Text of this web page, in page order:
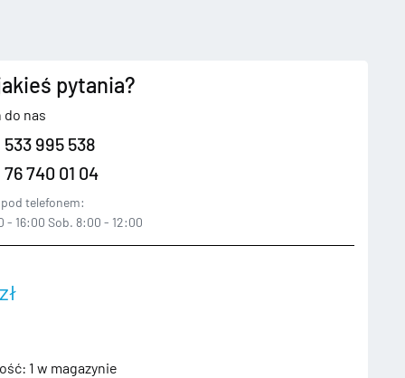
pytania?
do nas
995 538
740 01 04
telefonem:
- 16:00 Sob. 8:00 - 12:00
zł
1 w magazynie